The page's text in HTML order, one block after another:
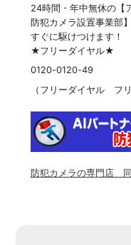
24時間・年中無休の【
防犯カメラ設置事業部
すぐに駆けつけます！
★フリーダイヤル★
0120-0120-49
（フリーダイヤル フ
防犯カメラの専門店